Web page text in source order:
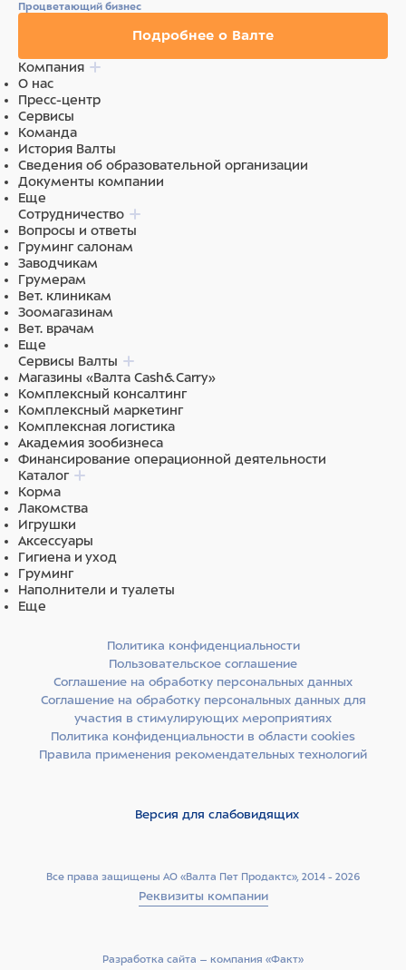
ароматизаторов. Сделано в Италии.
Состав
Мясо буйвола (дегидрированное 38%, свежее 15%),
картофель (15%), животный жир (13%) (очищенное на
99,5% куриное масло), чечевица (8%), картофельный
белок, рыбий жир (очищенное на 99,5% масло
лосося), гидролизованные животные белки (свиная и
куриная печень), сухая свекольная пульпа, пивные
дрожжи, минеральные вещества,
маннанолигосахариды (MOS 1%), ксилоолигосахариды
(XOS 0,3%), юкка Шидигера (0,1%), спирулина (0,1%)
глюкозамин (0,057%), хондроитинa сульфат (0,04%).
Питательная ценность:
клетчатка 2%, сырой жир 20%, сырая зола 8%,
кальций 1%, фосфор 0,6%, омега-3 жирные кислоты:
0,8%, омега-6 жирные кислоты: 3,85%, таурин: 0,3%.
Энергетическая ценность:
Питательные добавки в 1 кг:
ацетат): 20 000 МЕ, витамин D3 1 400 МЕ, витамин Е
(альфа-токоферола ацетат): 60 мг, селен (селенит
натрия 0,18 мг): 0,08 мг, марганец (сульфат марганца
моногидрат 26 мг): 8.5 мг, цинк (оксид цинка 122 мг):
98 мг, медь (сульфат меди пентагидрат 10,5 мг): 2.6
мг, железо (сульфат железа моногидрат 87.5 мг): 28.8
мг, йод (йодат кальция 1.4 мг): 0.9 мг, технически
чистый DL-метионин 1 000 мг, таурин 3 000 мг, L-
карнитин 1 000 мг.
Технологические добавки:
экстракты натурального происхождения из
растительных масел.
Ингредиенты
Мясо буйвола (дегидрированное 38%, свежее 15%),
картофель (15%), животный жир 13% (очищенное
куриное масло 99,5%), чечевица (8%), картофельный
белок, рыбий жир (очищенное лососевое масло
99,5%), гидролизованный животный белок, сухая
(0,1%), спирулина (0,1%) глюкозамин (0,057%),
Процветающий бизнес
Подробнее о Валте
Компания
О нас
Пресс-центр
Сервисы
Команда
История Валты
Сведения об образовательной организации
Документы компании
Еще
Сотрудничество
Вопросы и ответы
Груминг салонам
Заводчикам
Грумерам
Вет. клиникам
Зоомагазинам
Вет. врачам
Еще
Сервисы Валты
Магазины «Валта Cash&Carry»
Комплексный консалтинг
Комплексный маркетинг
Комплексная логистика
Академия зообизнеса
Финансирование операционной деятельности
Каталог
Корма
Лакомства
Игрушки
Аксессуары
Гигиена и уход
Груминг
Наполнители и туалеты
Еще
Все права защищены АО «Валта Пет Продактс», 2014 - 2026
Реквизиты компании
Политика конфиденциальности
Пользовательское соглашение
Соглашение на обработку персональных данных
Соглашение на обработку персональных данных для
участия в стимулирующих мероприятиях
Политика конфиденциальности в области cookies
Правила применения рекомендательных технологий
Версия для слабовидящих
Разработка сайта –­ компания «Факт»